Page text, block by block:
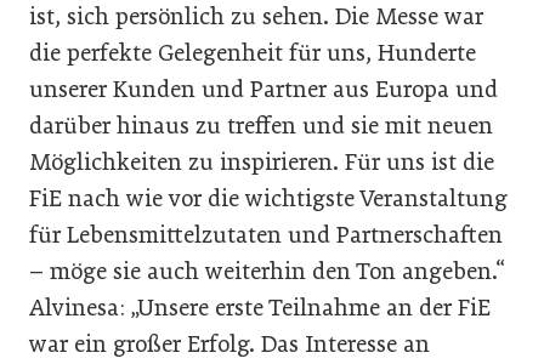
ist, sich persönlich zu sehen. Die Messe war
die perfekte Gelegenheit für uns, Hunderte
unserer Kunden und Partner aus Europa und
darüber hinaus zu treffen und sie mit neuen
Möglichkeiten zu inspirieren. Für uns ist die
FiE nach wie vor die wichtigste Veranstaltung
für Lebensmittelzutaten und Partnerschaften
– möge sie auch weiterhin den Ton angeben.“
Alvinesa: „Unsere erste Teilnahme an der FiE
war ein großer Erfolg. Das Interesse an